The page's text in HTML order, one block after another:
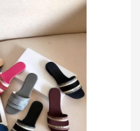
Easy Sliding Up & Down
For Folk Classic Acoustic
Guitars
$ 6.62
$ 8.71